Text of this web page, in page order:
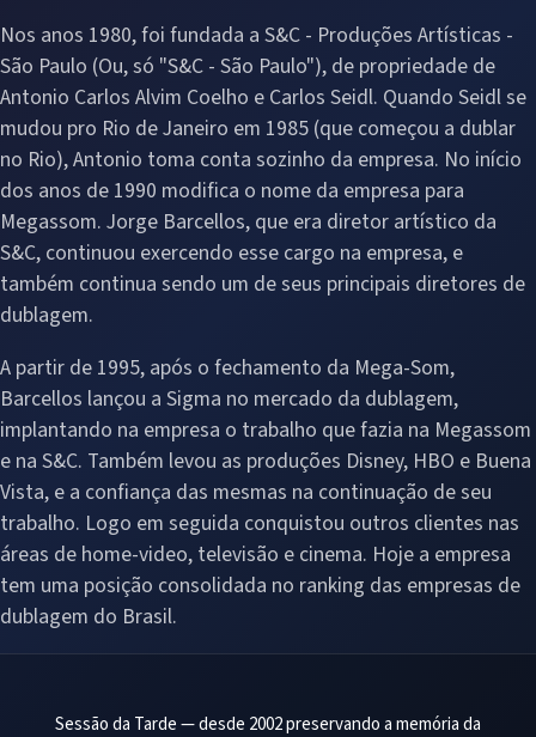
Nos anos 1980, foi fundada a S&C - Produções Artísticas -
São Paulo (Ou, só "S&C - São Paulo"), de propriedade de
Antonio Carlos Alvim Coelho e Carlos Seidl. Quando Seidl se
mudou pro Rio de Janeiro em 1985 (que começou a dublar
no Rio), Antonio toma conta sozinho da empresa. No início
dos anos de 1990 modifica o nome da empresa para
Megassom. Jorge Barcellos, que era diretor artístico da
S&C, continuou exercendo esse cargo na empresa, e
também continua sendo um de seus principais diretores de
dublagem.
A partir de 1995, após o fechamento da Mega-Som,
Barcellos lançou a Sigma no mercado da dublagem,
implantando na empresa o trabalho que fazia na Megassom
e na S&C. Também levou as produções Disney, HBO e Buena
Vista, e a confiança das mesmas na continuação de seu
trabalho. Logo em seguida conquistou outros clientes nas
áreas de home-video, televisão e cinema. Hoje a empresa
tem uma posição consolidada no ranking das empresas de
dublagem do Brasil.
Sessão da Tarde — desde 2002 preservando a memória da